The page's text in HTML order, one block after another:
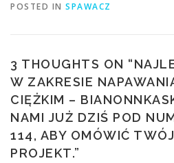
POSTED IN SPAWACZ
3 THOUGHTS ON “
W ZAKRESIE
CIĘŻKIM –
NAMI JUŻ DZIŚ POD
114, ABY OMÓWIĆ
PROJEKT.”